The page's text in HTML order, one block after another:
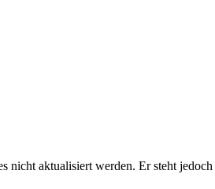
nicht aktualisiert werden. Er steht